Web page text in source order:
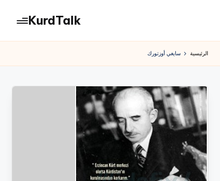
المحتوى
KurdTalk
الرئيسية سايغي أوزتورك